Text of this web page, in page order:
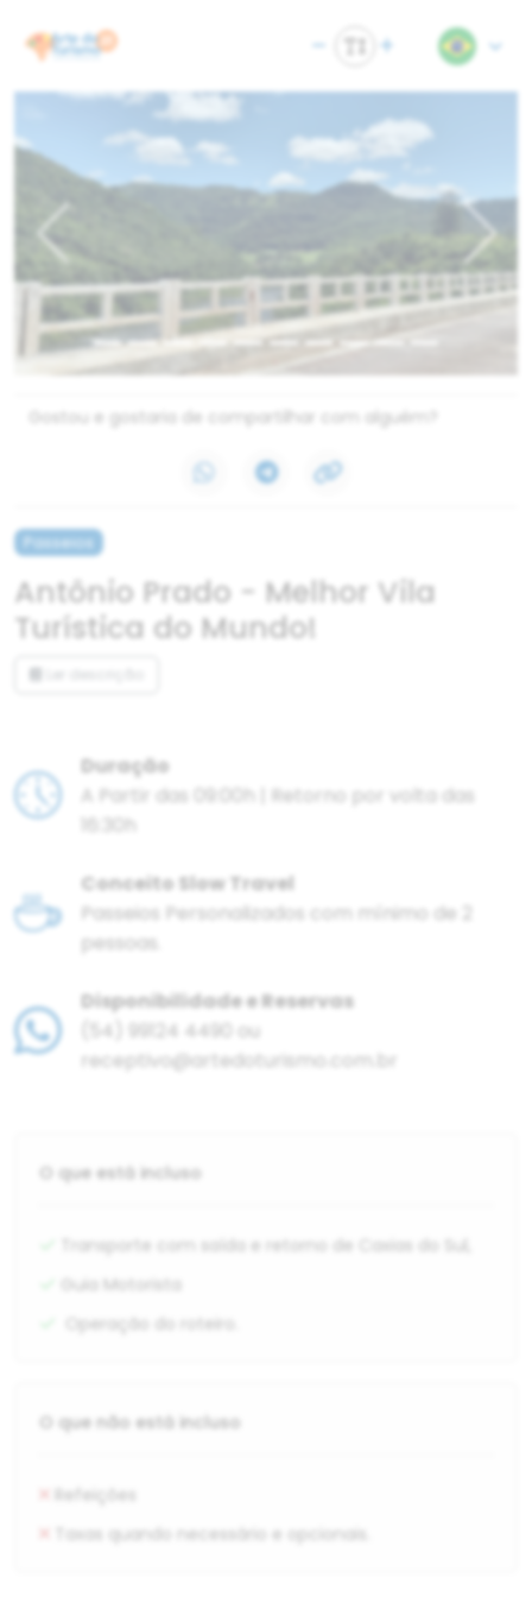
Previous Next
Gostou e gostaria de compartilhar com alguém?
Passeios
Antônio Prado - Melhor Vila
Turística do Mundo!
Duração
A Partir das 09:00h | Retorno por volta das
Conceito Slow Travel
Passeios Personalizados com mínimo de 2
pessoas.
Disponibilidade e Reservas
(54) 99124 4490 ou
receptivo@artedoturismo.com.br
O que está incluso
Transporte com saída e retorno de Caxias do Sul,
Guia Motorista
Operação do roteiro.
O que não está incluso
Refeições
Taxas quando necessário e opcionais.